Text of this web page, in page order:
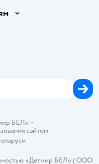
файлов cookie
БЕЛ»•
сайтом
«Детмир БЕЛ» ( ООО